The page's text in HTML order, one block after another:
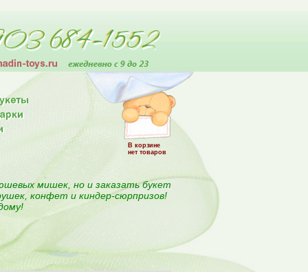
В корзине
нет товаров
мишек, но и заказать букет
конфет и киндер-сюрпризов!